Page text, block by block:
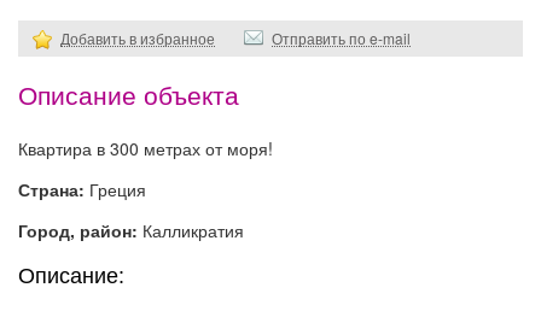
Добавить в избранное Отправить по e-mail
Описание объекта
Квартира в 300 метрах от моря!
Страна: Греция
Город, район: Калликратия
Описание: